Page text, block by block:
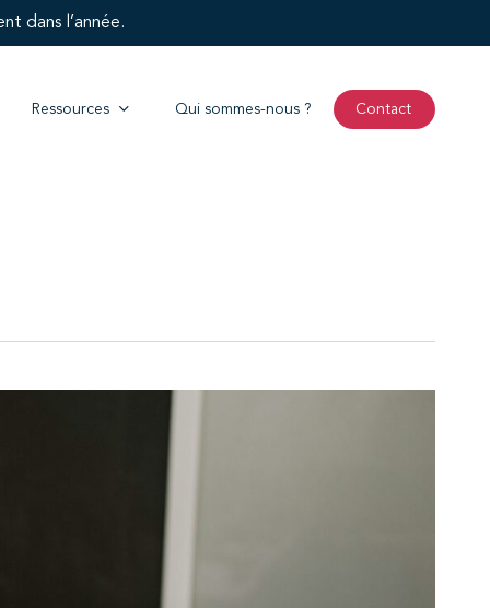
dans l’année.
Ressources Qui sommes-nous ? Contact